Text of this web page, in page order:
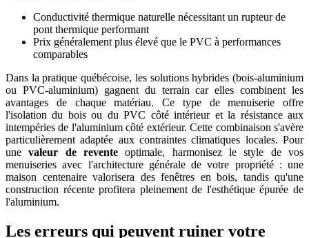
Conductivité thermique naturelle nécessitant un rupteur de
pont thermique performant
Prix généralement plus élevé que le PVC à performances
comparables
Dans la pratique québécoise, les solutions hybrides (bois-aluminium
ou PVC-aluminium) gagnent du terrain car elles combinent les
avantages de chaque matériau. Ce type de menuiserie offre
l'isolation du bois ou du PVC côté intérieur et la résistance aux
intempéries de l'aluminium côté extérieur. Cette combinaison s'avère
particulièrement adaptée aux contraintes climatiques locales. Pour
unevaleur de revente optimale, harmonisez le style de vos
menuiseries avec l'architecture générale de votre propriété : une
maison centenaire valorisera des fenêtres en bois, tandis qu'une
construction récente profitera pleinement de l'esthétique épurée de
l'aluminium.
Les erreurs qui peuvent ruiner votre